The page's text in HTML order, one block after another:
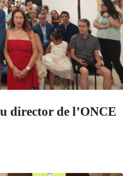
director de l’ONCE